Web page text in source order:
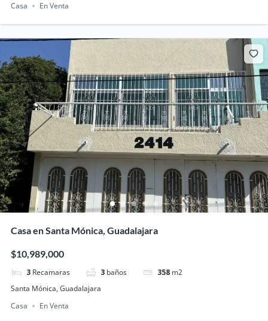
Casa
En Venta
Casa en Santa Mónica, Guadalajara
$10,989,000
3 Recamaras 3 baños 358 m2
Santa Mónica, Guadalajara
Casa
En Venta